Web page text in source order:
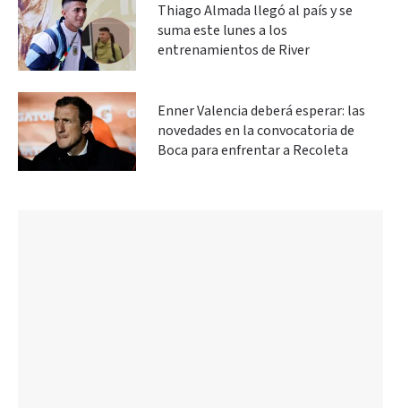
Thiago Almada llegó al país y se
suma este lunes a los
entrenamientos de River
Enner Valencia deberá esperar: las
novedades en la convocatoria de
Boca para enfrentar a Recoleta